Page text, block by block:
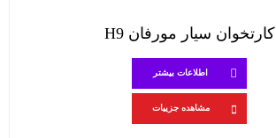
کارتخوان سیار مورفان H9
اطلاعات بیشتر
مشاهده جزییات